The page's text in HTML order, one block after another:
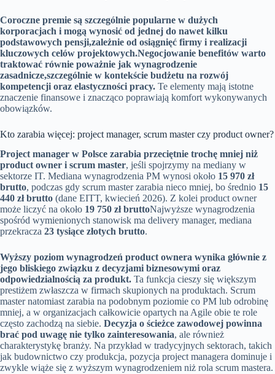
Coroczne premie są szczególnie popularne w dużych
korporacjach i mogą wynosić od jednej do nawet kilku
podstawowych pensji,zależnie od osiągnięć firmy i realizacji
kluczowych celów projektowych.Negocjowanie benefitów warto
traktować równie poważnie jak wynagrodzenie
zasadnicze,szczególnie w kontekście budżetu na rozwój
kompetencji oraz elastyczności pracy. Te elementy mają istotne
znaczenie finansowe i znacząco poprawiają komfort wykonywanych
obowiązków.
Kto zarabia więcej: project manager, scrum master czy product owner?
Project manager w Polsce zarabia przeciętnie trochę mniej niż
product owner i scrum master, jeśli spojrzymy na mediany w
sektorze IT. Mediana wynagrodzenia PM wynosi około 15 970 zł
brutto, podczas gdy scrum master zarabia nieco mniej, bo średnio 15
440 zł brutto (dane EITT, kwiecień 2026). Z kolei product owner
może liczyć na około 19 750 zł bruttoNajwyższe wynagrodzenia
spośród wymienionych stanowisk ma delivery manager, mediana
przekracza 23 tysiące złotych brutto.
Wyższy poziom wynagrodzeń product ownera wynika głównie z
jego bliskiego związku z decyzjami biznesowymi oraz
odpowiedzialnością za produkt. Ta funkcja cieszy się większym
prestiżem zwłaszcza w firmach skupionych na produktach. Scrum
master natomiast zarabia na podobnym poziomie co PM lub odrobinę
mniej, a w organizacjach całkowicie opartych na Agile obie te role
często zachodzą na siebie. Decyzja o ścieżce zawodowej powinna
brać pod uwagę nie tylko zainteresowania, ale również
charakterystykę branży. Na przykład w tradycyjnych sektorach, takich
jak budownictwo czy produkcja, pozycja project managera dominuje i
zwykle wiąże się z wyższym wynagrodzeniem niż rola scrum mastera.